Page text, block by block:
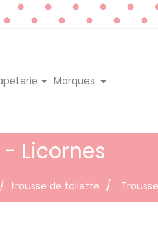
Marques
Licornes
trousse de toilette